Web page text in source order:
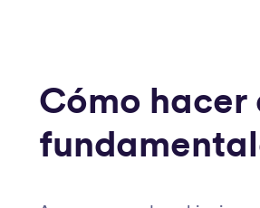
Cómo